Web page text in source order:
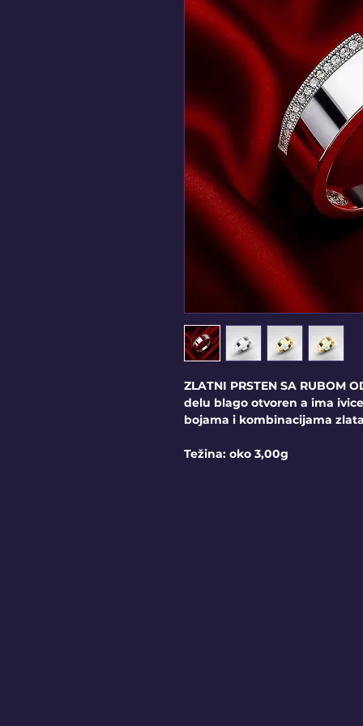
ZLATNI PRSTEN SA RUBOM
delu blago otvoren a ima
bojama i kombinacijama zlata
Težina: oko 3,00g